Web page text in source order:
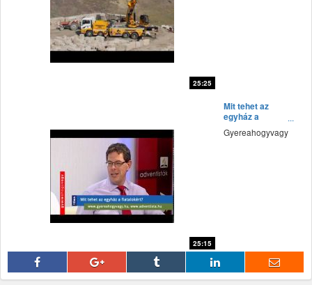
25:25
25:15
fff
Mit tehet az
egyház a
fiatalokért?
Gyereahogyvagy